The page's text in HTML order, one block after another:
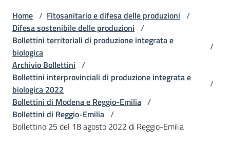
produzioni
Avversità
delle
piante
Sorveglianza
Home / Fitosanitario e difesa delle produzioni /
Difesa sostenibile delle produzioni /
Bollettini territoriali di produzione integrata e
biologica
/
Archivio Bollettini /
Bollettini interprovinciali di produzione integrata e
biologica 2022
/
Bollettini di Modena e Reggio-Emilia /
Bollettini di Reggio-Emilia /
Bollettino 25 del 18 agosto 2022 di Reggio-Emilia